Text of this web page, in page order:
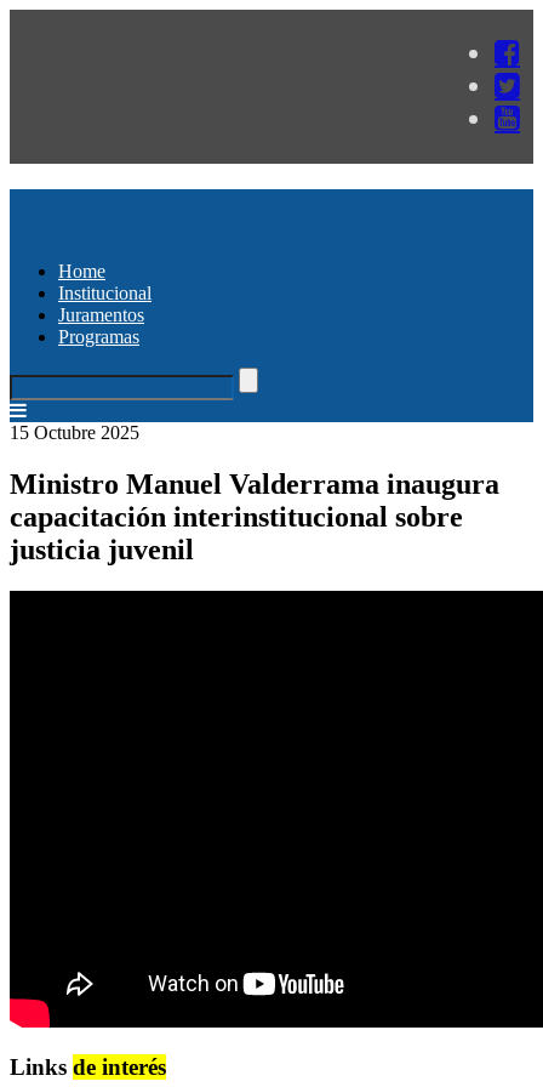
Home
Institucional
Juramentos
Programas
15 Octubre 2025
Ministro Manuel Valderrama inaugura
capacitación interinstitucional sobre
justicia juvenil
Links de interés